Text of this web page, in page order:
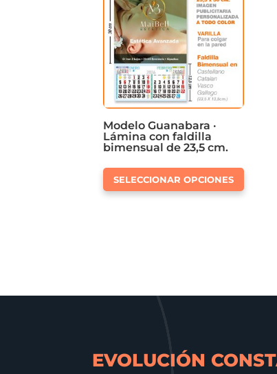
Modelo Guanabara ·
Lámina con faldilla
bimensual de 23,5 cm.
SELECCIONAR OPCIONES
Este
la
EVOLUCIÓN